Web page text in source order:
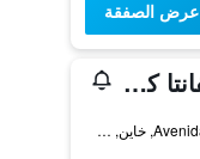
عرض الصفقة
هوتل إنفانتا كريستينا
Avenida De Madrid, خاين, منطقة أندلوسيا, أسبانيا